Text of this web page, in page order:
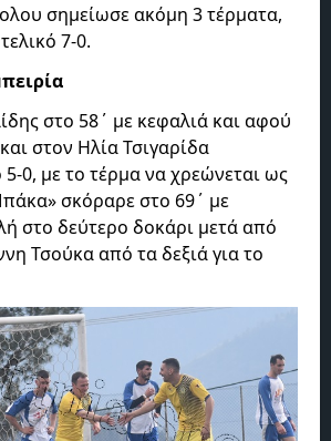
σημείωσε ακόμη 3 τέρματα,
7-0.
στο 58΄ με κεφαλιά και αφού
στον Ηλία Τσιγαρίδα
0, με το τέρμα να χρεώνεται ως
σκόραρε στο 69΄ με
στο δεύτερο δοκάρι μετά από
Τσούκα από τα δεξιά για το